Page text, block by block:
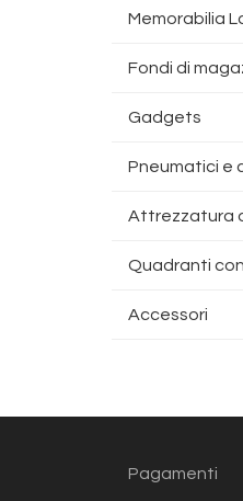
Memorabilia
Fondi di
Gadgets
Pneumatici e
Attrezzatura
Quadranti
Accessori
Pagamenti